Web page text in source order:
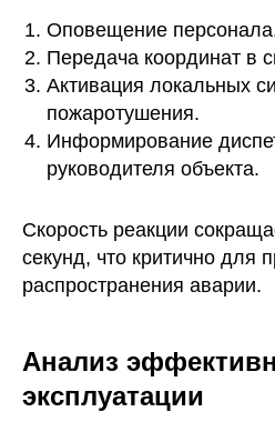
Оповещение
Передача координат в
Активация локальных
пожаротушения.
Информирование
руководителя объекта.
Скорость реакции
секунд, что критично для
распространения аварии.
Анализ
эксплуатации